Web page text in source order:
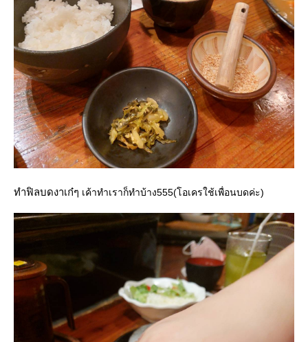
ทำฟิลบดงาเก๋ๆ เค้าทำเราก็ทำบ้าง555(โอเครใช้เพื่อนบดค่ะ)